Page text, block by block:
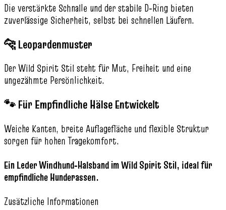
Die verstärkte Schnalle und der stabile D‑Ring bieten
zuverlässige Sicherheit, selbst bei schnellen Läufern.
🐆 Leopardenmuster
Der Wild Spirit Stil steht für Mut, Freiheit und eine
ungezähmte Persönlichkeit.
🐾 Für Empfindliche Hälse Entwickelt
Weiche Kanten, breite Auflagefläche und flexible Struktur
sorgen für hohen Tragekomfort.
Ein Leder Windhund‑Halsband im Wild Spirit Stil, ideal für
empfindliche Hunderassen.
Zusätzliche Informationen